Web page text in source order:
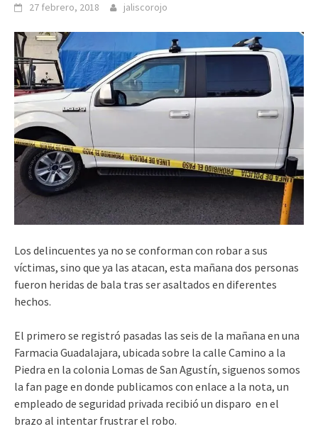
27 febrero, 2018 jaliscorojo
Los delincuentes ya no se conforman con robar a sus
víctimas, sino que ya las atacan, esta mañana dos personas
fueron heridas de bala tras ser asaltados en diferentes
hechos.
El primero se registró pasadas las seis de la mañana en una
Farmacia Guadalajara, ubicada sobre la calle Camino a la
Piedra en la colonia Lomas de San Agustín, siguenos somos
la fan page en donde publicamos con enlace a la nota, un
empleado de seguridad privada recibió un disparo en el
brazo al intentar frustrar el robo.